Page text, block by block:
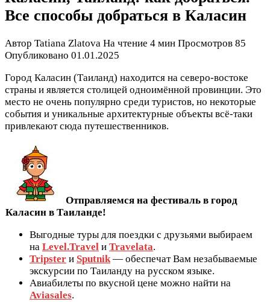
Все способы добраться в Каласин
Автор Tatiana Zlatova На чтение 4 мин Просмотров 85
Опубликовано 01.01.2025
Город Каласин (Таиланд) находится на северо-востоке
страны и является столицей одноимённой провинции. Это
место не очень популярно среди туристов, но некоторые
события и уникальные архитектурные объекты всё-таки
привлекают сюда путешественников.
Отправляемся на фестиваль в город
Каласин в Таиланде!
Выгодные туры для поездки с друзьями выбираем
на Level.Travel и Travelata.
Tripster и Sputnik— обеспечат Вам незабываемые
экскурсии по Таиланду на русском языке.
Авиабилеты по вкусной цене можно найти на
Aviasales.